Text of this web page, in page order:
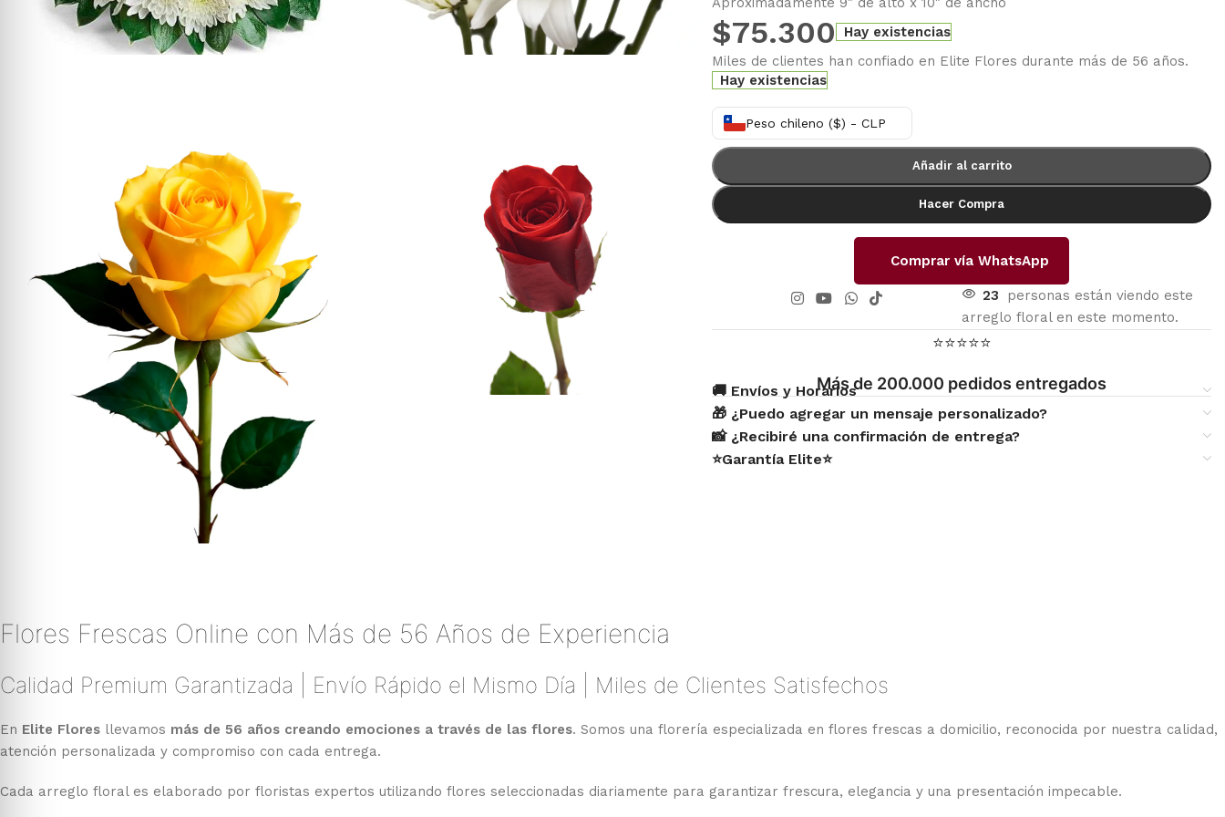
$75.300 Hay existencias
Miles de clientes han confiado en Elite Flores durante más de 56 años.
Hay existencias
Peso chileno ($) - CLP
Añadir al carrito
Hacer Compra
Comprar vía WhatsApp
23
personas están viendo este
arreglo floral en este momento.
⭐⭐⭐⭐⭐
Más de 200.000 pedidos entregados
🚚 Envíos y Horarios
🎁 ¿Puedo agregar un mensaje personalizado?
📸 ¿Recibiré una confirmación de entrega?
⭐Garantía Elite⭐
Flores Frescas Online con Más de 56 Años de Experiencia
Calidad Premium Garantizada | Envío Rápido el Mismo Día | Miles de Clientes Satisfechos
En Elite Flores llevamos más de 56 años creando emociones a través de las flores. Somos una florería especializada en flores frescas a domicilio, reconocida por nuestra calidad,
atención personalizada y compromiso con cada entrega.
Cada arreglo floral es elaborado por floristas expertos utilizando flores seleccionadas diariamente para garantizar frescura, elegancia y una presentación impecable.